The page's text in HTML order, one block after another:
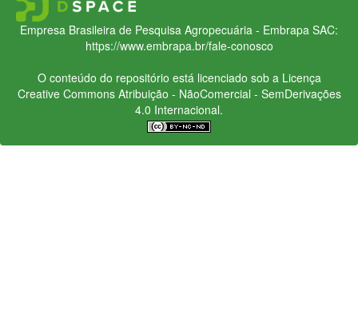
Empresa Brasileira de Pesquisa Agropecuária - Embrapa SAC:
https://www.embrapa.br/fale-conosco
O conteúdo do repositório está licenciado sob a Licença
Creative CommonsAtribuição - NãoComercial - SemDerivações
4.0 Internacional.